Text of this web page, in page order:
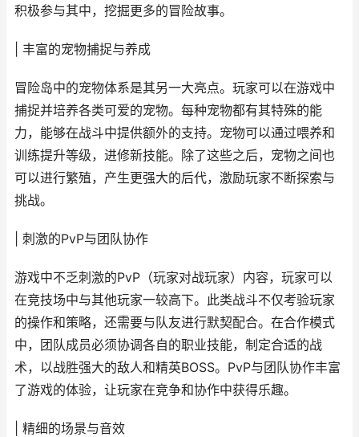
积极参与其中，挖掘更多的冒险故事。
| 丰富的宠物捕捉与养成
冒险岛中的宠物体系是其另一大亮点。玩家可以在游戏中
捕捉并培养各类可爱的宠物。每种宠物都有其特殊的能
力，能够在战斗中提供额外的支持。宠物可以通过喂养和
训练提升等级，进修新技能。除了这些之后，宠物之间也
可以进行繁殖，产生更强大的后代，激励玩家不断探索与
挑战。
| 刺激的PvP与团队协作
游戏中不乏刺激的PvP（玩家对战玩家）内容，玩家可以
在竞技场中与其他玩家一较高下。此类战斗不仅考验玩家
的操作和策略，还需要与队友进行默契配合。在合作模式
中，团队成员必须协调各自的职业技能，制定合适的战
术，以战胜强大的敌人和精英BOSS。PvP与团队协作丰富
了游戏的体验，让玩家在竞争和协作中获得乐趣。
| 精细的场景与音效